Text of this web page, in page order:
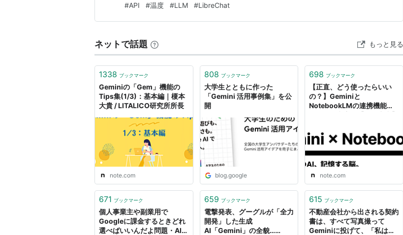
すね。 なので0.2くらいにしてみました。温度的には下げてい…
#API #温度 #LLM #LibreChat
ネットで話題 もっと見る
1338 ブックマーク
Geminiの「Gem」機能の
Tips集(1/3)：基本編｜榎本
大貴 / LITALICO研究所所長
note.com
808 ブックマーク
大学生とともに作った
「Gemini 活用事例集」を公
開
blog.google
698 ブックマーク
【正直、どう使ったらいい
の？】Geminiと
NotebookLMの連携機能に
note.com
671 ブックマーク
個人事業主や副業用で
Googleに課金するときどれ
選べばいいんだよ問題・AI対
659 ブックマーク
電撃発表、グーグルが「全力
開発」した生成
AI「Gemini」の全貌…
615 ブックマーク
不動産会社から出される契約
書は、すべて写真撮って
Geminiに投げて、「私は契